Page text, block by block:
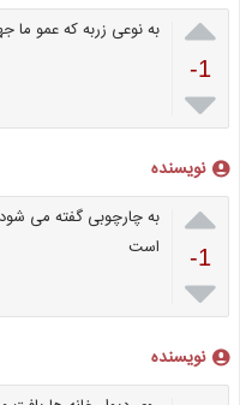

-1

به نوعی زربه که عمو ما
نویسنده

-1

به چارچوبی گفته می
است
نویسنده